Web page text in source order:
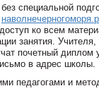
специальной
ко всем
занятия.
почетный диплом
в адрес школы.
педагогами и